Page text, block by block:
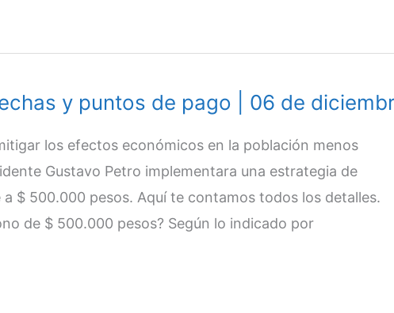
y puntos de pago | 06 de
los efectos económicos en la población menos
Gustavo Petro implementara una estrategia de
$ 500.000 pesos. Aquí te contamos todos los detalles.
de $ 500.000 pesos? Según lo indicado por